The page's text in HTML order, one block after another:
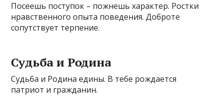
Посеешь поступок – пожнешь характер. Ростки
нравственного опыта поведения. Доброте
сопутствует терпение.
Судьба и Родина
Судьба и Родина едины. В тебе рождается
патриот и гражданин.